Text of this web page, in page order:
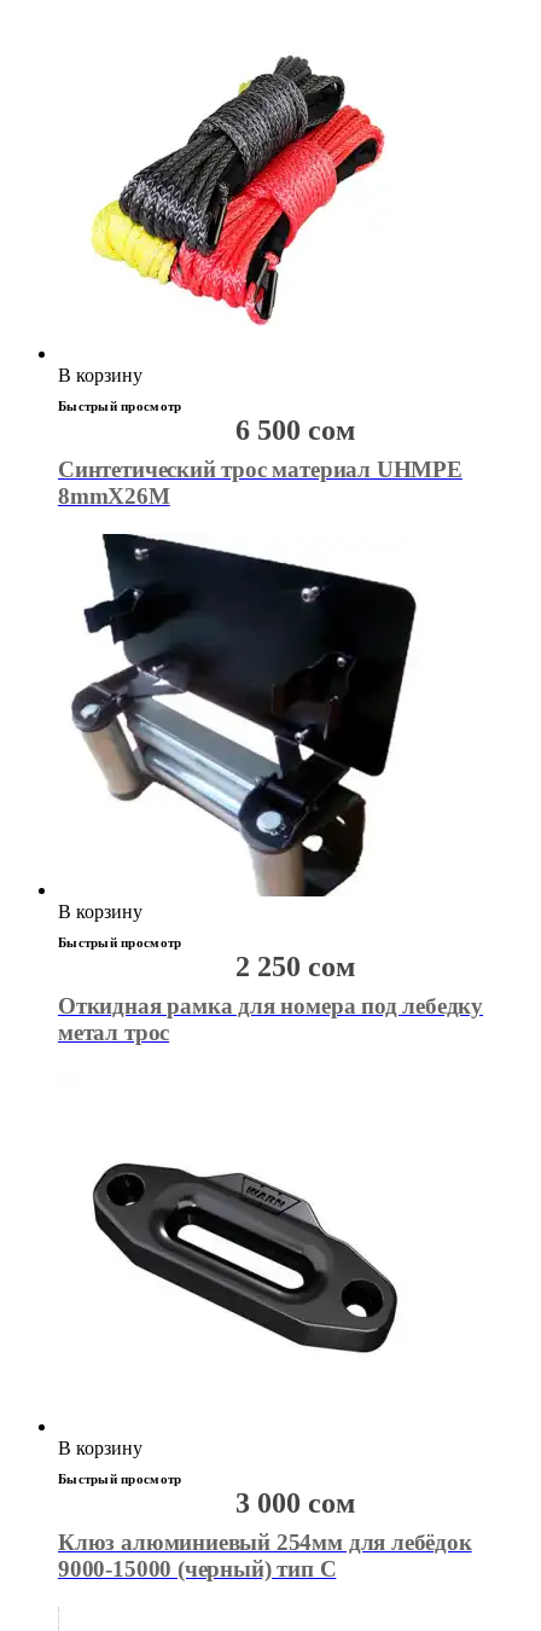
В корзину
Быстрый просмотр
Синтетический трос материал UHMPE
8mmX26M
6 500 сом
В корзину
Быстрый просмотр
Откидная рамка для номера под лебедку
метал трос
2 250 сом
В корзину
Быстрый просмотр
Клюз алюминиевый 254мм для лебёдок
9000-15000 (черный) тип С
3 000 сом